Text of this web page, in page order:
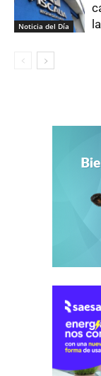
Noticia del Día